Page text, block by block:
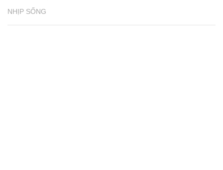
NHỊP SỐNG